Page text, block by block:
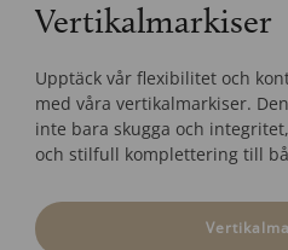
Vertikalmarkiser
Upptäck vår flexibilitet och
med våra vertikalmarkiser.
inte bara skugga och
och stilfull komplettering till